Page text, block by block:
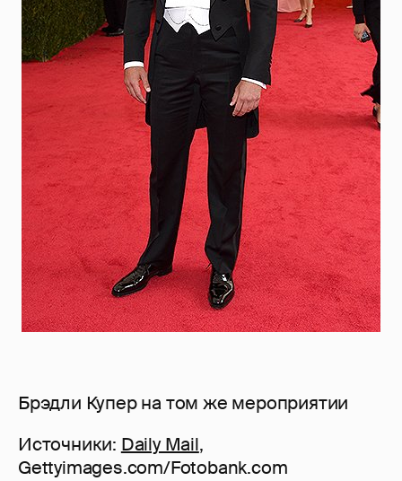
Брэдли Купер на том же мероприятии
Источники: Daily Mail,
Gettyimages.com/Fotobank.com